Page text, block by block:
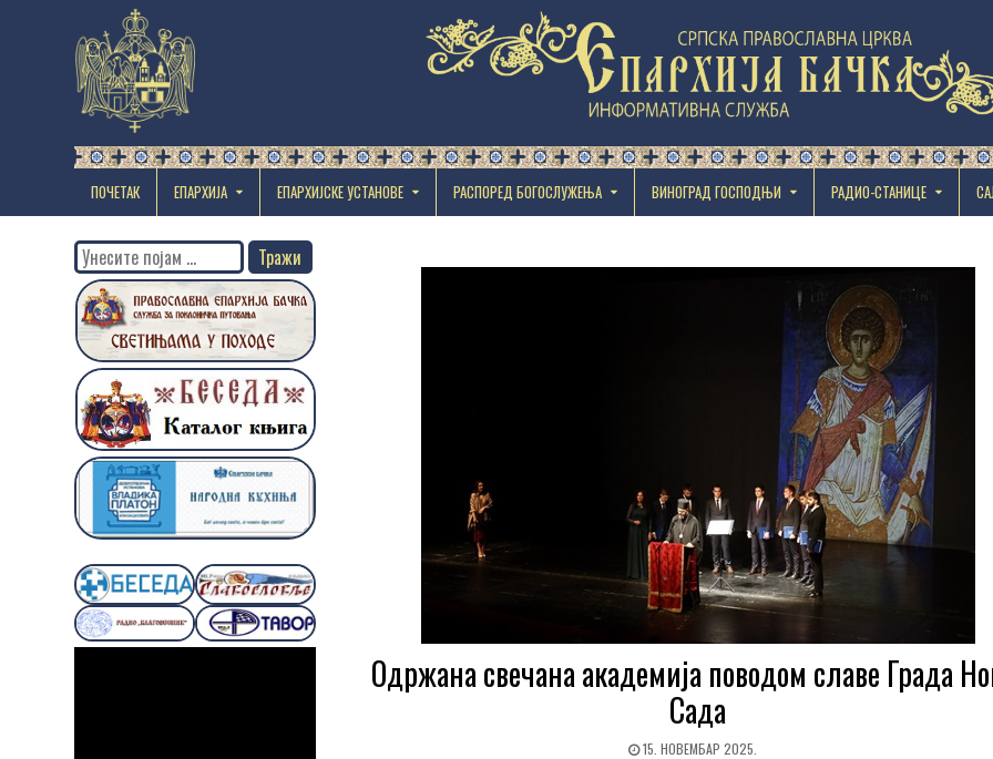
ПОЧЕТАК ЕПАРХИЈА EПАРХИЈСКЕ УСТАНОВЕ РАСПОРЕД БОГОСЛУЖЕЊА ВИНОГРАД ГОСПОДЊИ РАДИО-СТАНИЦЕ
Одржана свечана академија поводом славе Града
Сада
15. НОВЕМБАР 2025.
Search
for: